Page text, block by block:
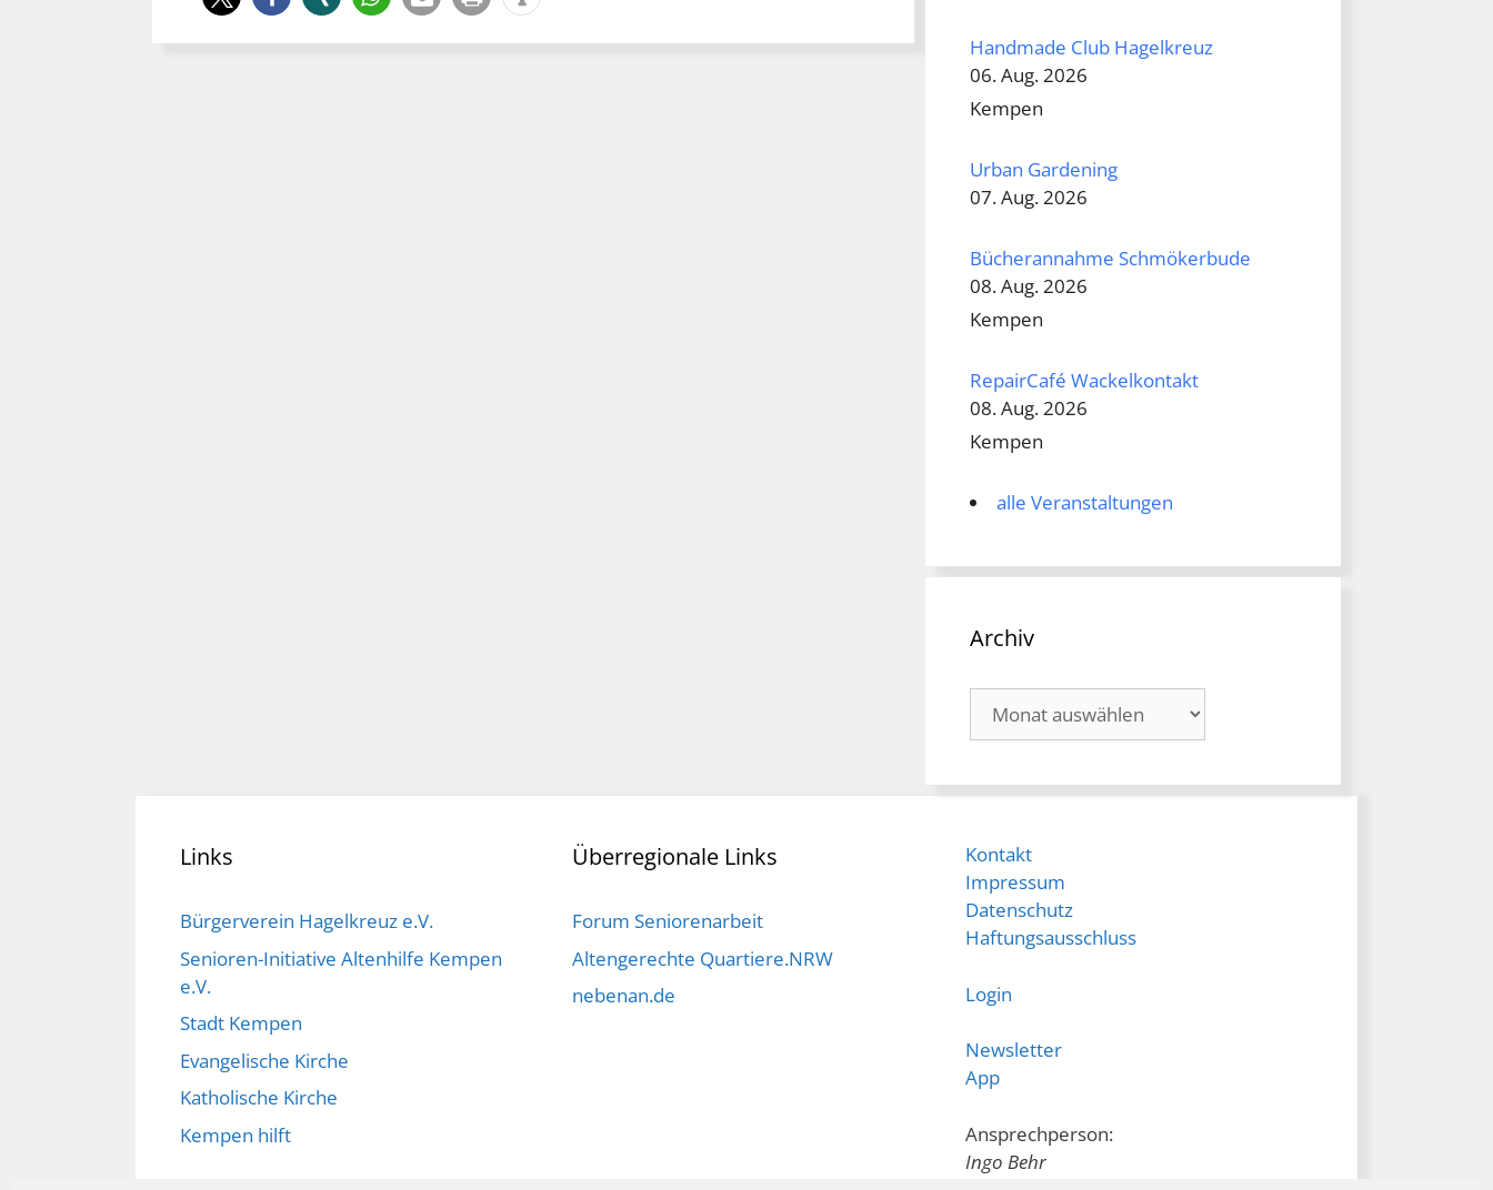
Handmade Club Hagelkreuz
06. Aug. 2026
Kempen
Urban Gardening
07. Aug. 2026
Bücherannahme Schmökerbude
08. Aug. 2026
Kempen
RepairCafé Wackelkontakt
08. Aug. 2026
Kempen
alle Veranstaltungen
Archiv
Links
Bürgerverein Hagelkreuz e.V.
Senioren-Initiative Altenhilfe Kempen
e.V.
Stadt Kempen
Evangelische Kirche
Katholische Kirche
Kempen hilft
Überregionale Links
Forum Seniorenarbeit
Altengerechte Quartiere.NRW
nebenan.de
Kontakt
Impressum
Datenschutz
Haftungsausschluss
Login
Newsletter
App
Ansprechperson:
Ingo Behr